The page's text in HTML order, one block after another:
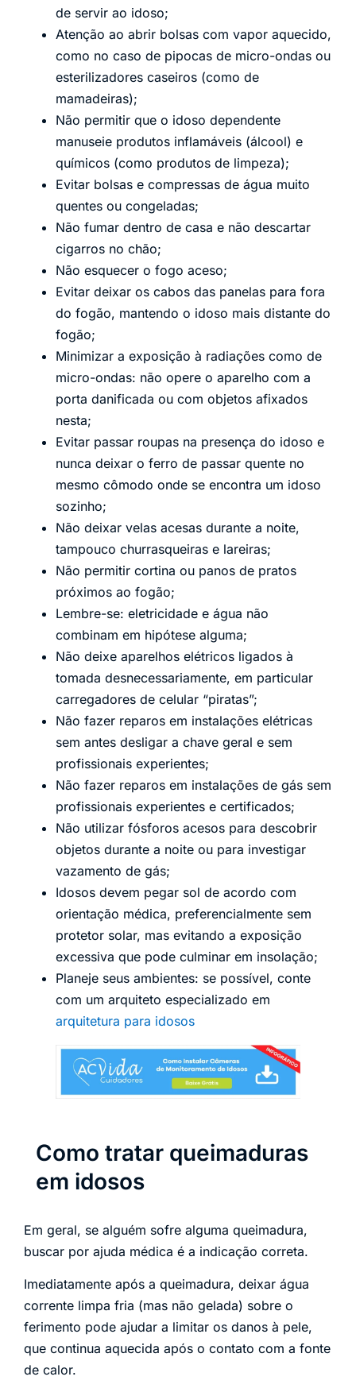
de servir ao idoso;
Atenção ao abrir bolsas com vapor aquecido,
como no caso de pipocas de micro-ondas ou
esterilizadores caseiros (como de
mamadeiras);
Não permitir que o idoso dependente
manuseie produtos inflamáveis (álcool) e
químicos (como produtos de limpeza);
Evitar bolsas e compressas de água muito
quentes ou congeladas;
Não fumar dentro de casa e não descartar
cigarros no chão;
Não esquecer o fogo aceso;
Evitar deixar os cabos das panelas para fora
do fogão, mantendo o idoso mais distante do
fogão;
Minimizar a exposição à radiações como de
micro-ondas: não opere o aparelho com a
porta danificada ou com objetos afixados
nesta;
Evitar passar roupas na presença do idoso e
nunca deixar o ferro de passar quente no
mesmo cômodo onde se encontra um idoso
sozinho;
Não deixar velas acesas durante a noite,
tampouco churrasqueiras e lareiras;
Não permitir cortina ou panos de pratos
próximos ao fogão;
Lembre-se: eletricidade e água não
combinam em hipótese alguma;
Não deixe aparelhos elétricos ligados à
tomada desnecessariamente, em particular
carregadores de celular “piratas”;
Não fazer reparos em instalações elétricas
sem antes desligar a chave geral e sem
profissionais experientes;
Não fazer reparos em instalações de gás sem
profissionais experientes e certificados;
Não utilizar fósforos acesos para descobrir
objetos durante a noite ou para investigar
vazamento de gás;
Idosos devem pegar sol de acordo com
orientação médica, preferencialmente sem
protetor solar, mas evitando a exposição
excessiva que pode culminar em insolação;
Planeje seus ambientes: se possível, conte
com um arquiteto especializado em
arquitetura para idosos
Como tratar queimaduras
em idosos
Em geral, se alguém sofre alguma queimadura,
buscar por ajuda médica é a indicação correta.
Imediatamente após a queimadura, deixar água
corrente limpa fria (mas não gelada) sobre o
ferimento pode ajudar a limitar os danos à pele,
que continua aquecida após o contato com a fonte
de calor.